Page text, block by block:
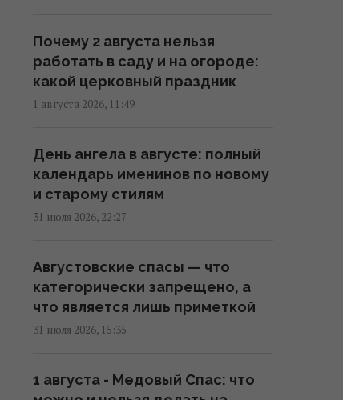
6 августа жара в Киеве
достигнет апогея: разогреет
аж до +39°
Магнитные бури 6-8 августа:
когда ждать нового удара
(график)
6 августа пекло в Украине
достигнет максимума (карта)
06:30 четверг, 06 августа 2026
Глобальное потепление может
превысить критический порог
Почему 2 августа нельзя
работать в саду и на огороде:
какой церковный праздник
1 августа 2026, 11:49
День ангела в августе: полный
календарь именинов по новому
и старому стилям
31 июля 2026, 22:27
Августовские спасы — что
категорически запрещено, а
что является лишь приметкой
31 июля 2026, 15:35
1 августа - Медовый Спас: что